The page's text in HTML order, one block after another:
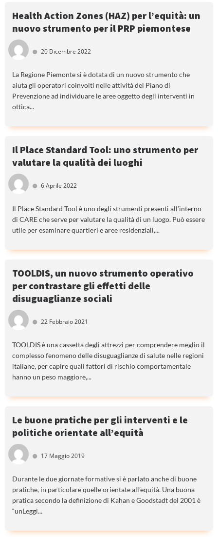
Health Action Zones (HAZ) per l’equità: un
nuovo strumento per il PRP piemontese
20 Dicembre 2022
La Regione Piemonte si è dotata di un nuovo strumento che
aiuta gli operatori coinvolti nelle attività del Piano di
Prevenzione ad individuare le aree oggetto degli interventi in
ottica...
Il Place Standard Tool: uno strumento per
valutare la qualità dei luoghi
6 Aprile 2022
Il Place Standard Tool è uno degli strumenti presenti all’interno
di CARE che serve per valutare la qualità di un luogo. Può essere
utile per esaminare quartieri e aree residenziali,...
TOOLDIS, un nuovo strumento operativo
per contrastare gli effetti delle
disuguaglianze sociali
22 Febbraio 2021
TOOLDIS è una cassetta degli attrezzi per comprendere meglio il
complesso fenomeno delle disuguaglianze di salute nelle regioni
italiane, per capire quali fattori di rischio comportamentale
hanno un peso maggiore,...
Le buone pratiche per gli interventi e le
politiche orientate all’equità
17 Maggio 2019
Durante le due giornate formative si è parlato anche di buone
pratiche, in particolare quelle orientate all’equità. Una buona
pratica secondo la definizione di Kahan e Goodstadt del 2001 è
“unLeggi...